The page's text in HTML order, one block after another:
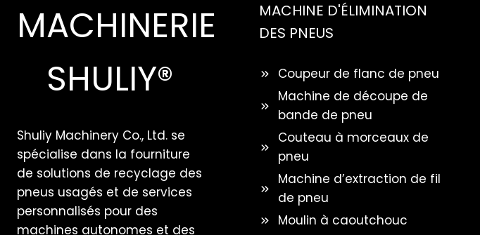
MACHINERIE
SHULIY®
Shuliy Machinery Co., Ltd. se
spécialise dans la fourniture
de solutions de recyclage des
pneus usagés et de services
personnalisés pour des
machines autonomes et des
MACHINE D'ÉLIMINATION
DES PNEUS
Coupeur de flanc de pneu
Machine de découpe de
bande de pneu
Couteau à morceaux de
pneu
Machine d’extraction de fil
de pneu
Moulin à caoutchouc